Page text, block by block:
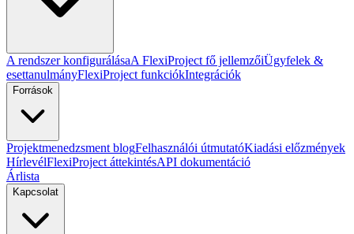
A rendszer konfigurálásaA FlexiProject fő jellemzőiÜgyfelek &
esettanulmányFlexiProject funkciókIntegrációk
Források
Projektmenedzsment blogFelhasználói útmutatóKiadási előzmények
HírlevélFlexiProject áttekintésAPI dokumentáció
Árlista
Kapcsolat